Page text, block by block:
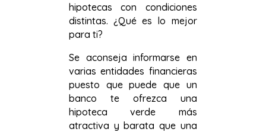
hipotecas con condiciones
distintas. ¿Qué es lo mejor
para ti?
Se aconseja informarse en
varias entidades financieras
puesto que puede que un
banco te ofrezca una
hipoteca verde más
atractiva y barata que una